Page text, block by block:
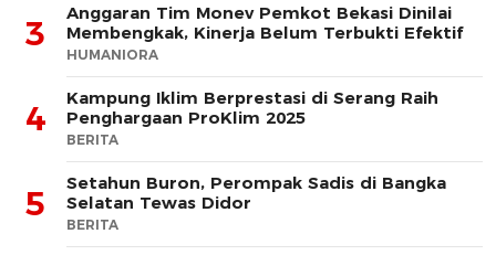
3
Anggaran Tim Monev Pemkot Bekasi Dinilai
Membengkak, Kinerja Belum Terbukti Efektif
HUMANIORA
4
Kampung Iklim Berprestasi di Serang Raih
Penghargaan ProKlim 2025
BERITA
5
Setahun Buron, Perompak Sadis di Bangka
Selatan Tewas Didor
BERITA